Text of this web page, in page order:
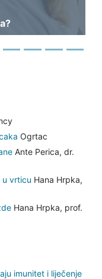
Ogrtac
Ante Perica, dr.
u vrticu Hana Hrpka,
Hana Hrpka, prof.
imunitet i liječenje